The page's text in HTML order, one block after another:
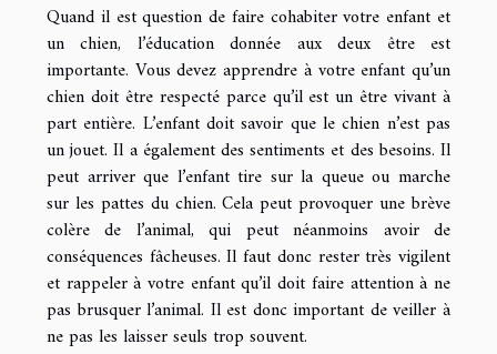
Quand il est question de faire cohabiter votre enfant et
un chien, l’éducation donnée aux deux être est
importante. Vous devez apprendre à votre enfant qu’un
chien doit être respecté parce qu’il est un être vivant à
part entière. L’enfant doit savoir que le chien n’est pas
un jouet. Il a également des sentiments et des besoins. Il
peut arriver que l’enfant tire sur la queue ou marche
sur les pattes du chien. Cela peut provoquer une brève
colère de l’animal, qui peut néanmoins avoir de
conséquences fâcheuses. Il faut donc rester très vigilent
et rappeler à votre enfant qu’il doit faire attention à ne
pas brusquer l’animal. Il est donc important de veiller à
ne pas les laisser seuls trop souvent.